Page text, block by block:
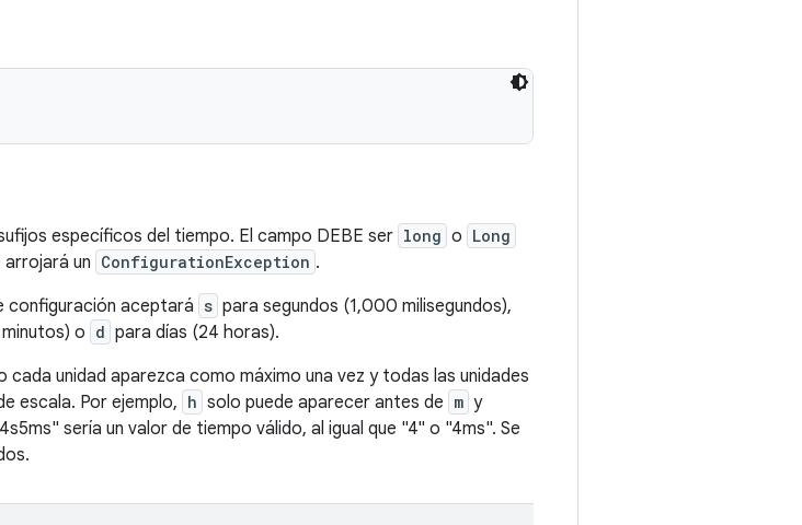
específicos del tiempo. El campo DEBE ser long o Long
un ConfigurationException .
configuración aceptará s para segundos (1,000 milisegundos),
o d para días (24 horas).
cada unidad aparezca como máximo una vez y todas las unidades
escala. Por ejemplo, h solo puede aparecer antes de m y
sería un valor de tiempo válido, al igual que "4" o "4ms". Se